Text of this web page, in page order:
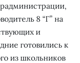
8 “Г” на
и
готовились к
из школьников